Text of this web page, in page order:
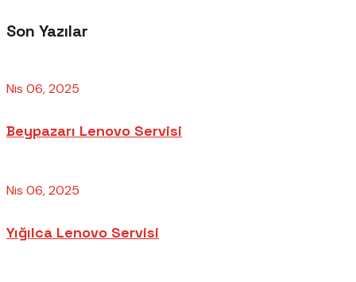
Son Yazılar
Nis 06, 2025
Beypazarı Lenovo Servisi
Nis 06, 2025
Yığılca Lenovo Servisi